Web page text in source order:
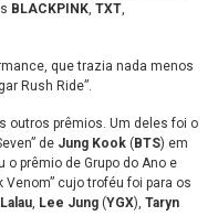
BLACKPINK, TXT,
que trazia nada menos
Rush Ride”.
outros prêmios. Um deles foi o
de Jung Kook ( BTS) em
o prêmio de Grupo do Ano e
Venom” cujo troféu foi para os
, Lee Jung (YGX), Taryn